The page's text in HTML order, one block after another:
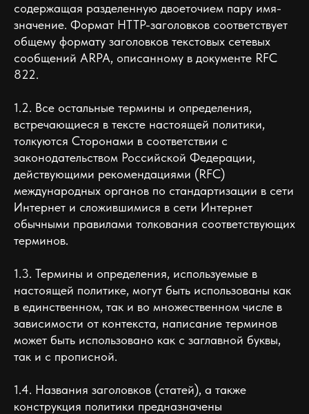
содержащая разделенную двоеточием пару имя-
значение. Формат HTTP-заголовков соответствует
общему формату заголовков текстовых сетевых
сообщений ARPA, описанному в документе RFC
822.
1.2. Все остальные термины и определения,
встречающиеся в тексте настоящей политики,
толкуются Сторонами в соответствии с
законодательством Российской Федерации,
действующими рекомендациями (RFC)
международных органов по стандартизации в сети
Интернет и сложившимися в сети Интернет
обычными правилами толкования соответствующих
терминов.
1.3. Термины и определения, используемые в
настоящей политике, могут быть использованы как
в единственном, так и во множественном числе в
зависимости от контекста, написание терминов
может быть использовано как с заглавной буквы,
так и с прописной.
1.4. Названия заголовков (статей), а также
конструкция политики предназначены